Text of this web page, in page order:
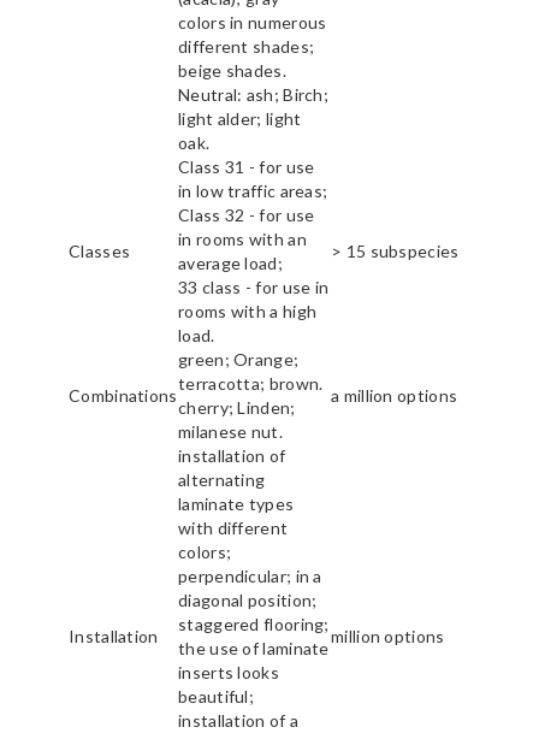
colors in numerous
different shades;
beige shades.
Neutral: ash; Birch;
light alder; light
oak.
Classes
Class 31 - for use
in low traffic areas;
Class 32 - for use
in rooms with an
average load;
33 class - for use in
rooms with a high
load.
> 15 subspecies
Combinations
green; Orange;
terracotta; brown.
cherry; Linden;
milanese nut.
a million options
Installation
installation of
alternating
laminate types
with different
colors;
perpendicular; in a
diagonal position;
staggered flooring;
the use of laminate
inserts looks
beautiful;
installation of a
million options